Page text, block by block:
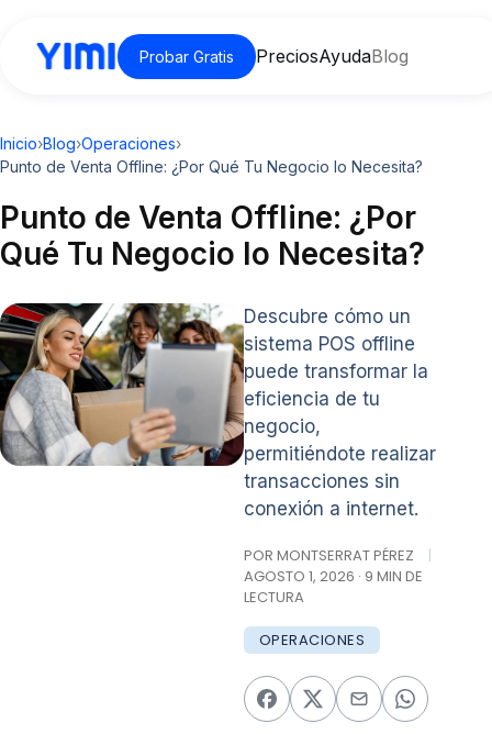
Probar Gratis PreciosAyudaBlog
Inicio›Blog›Operaciones›
Punto de Venta Offline: ¿Por Qué Tu Negocio lo Necesita?
Punto de Venta Offline: ¿Por
Qué Tu Negocio lo Necesita?
Descubre cómo un
sistema POS offline
puede transformar la
eficiencia de tu
negocio,
permitiéndote realizar
transacciones sin
conexión a internet.
POR MONTSERRAT PÉREZ
|
AGOSTO 1, 2026 · 9 MIN DE
LECTURA
OPERACIONES